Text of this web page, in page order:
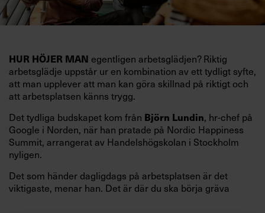
HUR HÖJER MAN egentligen arbetsglädjen? Riktig
arbetsglädje uppstår ur en kombination av ett tydligt syfte,
att man upplever att man kan göra skillnad på riktigt och
att arbetsplatsen känns trygg.
Det tydliga budskapet kom från Björn Lundin, hr-chef på
Google i Norden, när han pratade på Nordic Happiness
Summit, arrangerat av Handelshögskolan i Stockholm
nyligen.
Det som händer dagligdags på arbetsplatsen är det
viktigaste, menar han. Det är där du ska börja gräva